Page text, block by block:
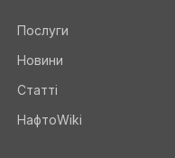
Послуги
Новини
Статті
НафтоWiki